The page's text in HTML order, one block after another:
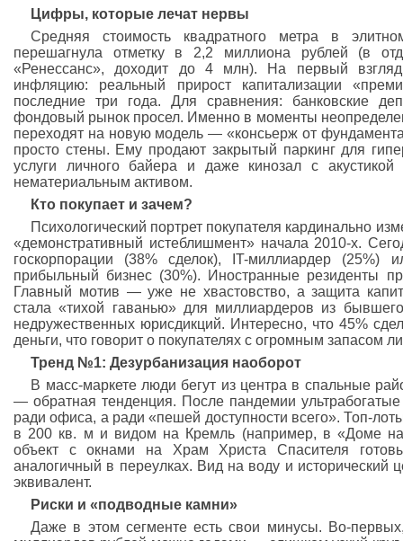
Цифры, которые лечат нервы
Средняя стоимость квадратного метра в
перешагнула отметку в 2,2 миллиона рублей (в
«Ренессанс», доходит до 4 млн). На первый
инфляцию: реальный прирост капитализации
последние три года. Для сравнения: банковские
фондовый рынок просел. Именно в моменты
переходят на новую модель — «консьерж от
просто стены. Ему продают закрытый паркинг для
услуги личного байера и даже кинозал с
нематериальным активом.
Кто покупает и зачем?
Психологический портрет покупателя кардинально
«демонстративный истеблишмент» начала 2010-х.
госкорпорации (38% сделок), IT-миллиардер
прибыльный бизнес (30%). Иностранные резиденты
Главный мотив — уже не хвастовство, а защита
стала «тихой гаванью» для миллиардеров из
недружественных юрисдикций. Интересно, что 45%
деньги, что говорит о покупателях с огромным запасом
Тренд №1: Дезурбанизация наоборот
В масс-маркете люди бегут из центра в спальные
— обратная тенденция. После пандемии
ради офиса, а ради «пешей доступности всего». Топ-
в 200 кв. м и видом на Кремль (например, в «Доме
объект с окнами на Храм Христа Спасителя
аналогичный в переулках. Вид на воду и исторический
эквивалент.
Риски и «подводные камни»
Даже в этом сегменте есть свои минусы. Во-